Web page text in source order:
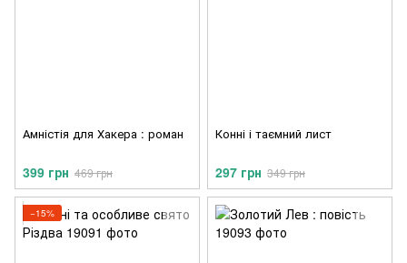
Амністія для Хакера : роман
399 грн 469 грн
Конні і таємний лист
297 грн 349 грн
−15%